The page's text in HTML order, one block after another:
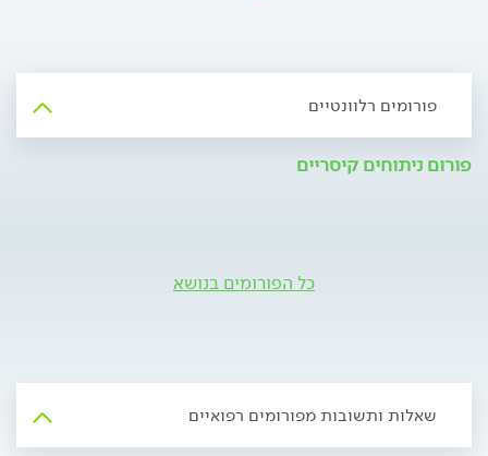
פורומים רלוונטיים
פורום ניתוחים קיסריים
כל הפורומים בנושא
שאלות ותשובות מפורומים רפואיים